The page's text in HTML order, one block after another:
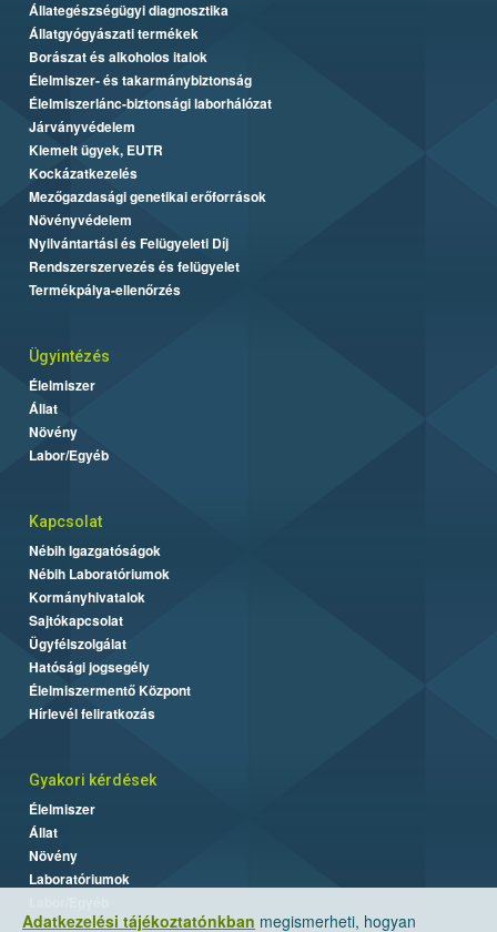
Adatkezelési tájékoztatónkban megismerheti, hogyan
Állategészségügyi diagnosztika
Állatgyógyászati termékek
Borászat és alkoholos italok
Élelmiszer- és takarmánybiztonság
Élelmiszerlánc-biztonsági laborhálózat
Járványvédelem
Kiemelt ügyek, EUTR
Kockázatkezelés
Mezőgazdasági genetikai erőforrások
Növényvédelem
Nyilvántartási és Felügyeleti Díj
Rendszerszervezés és felügyelet
Termékpálya-ellenőrzés
Ügyintézés
Élelmiszer
Állat
Növény
Labor/Egyéb
Kapcsolat
Nébih Igazgatóságok
Nébih Laboratóriumok
Kormányhivatalok
Sajtókapcsolat
Ügyfélszolgálat
Hatósági jogsegély
Élelmiszermentő Központ
Hírlevél feliratkozás
Gyakori kérdések
Élelmiszer
Állat
Növény
Laboratóriumok